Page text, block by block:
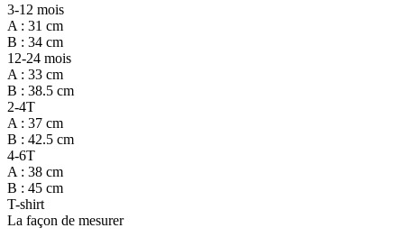
3-12 mois
A : 31 cm
B : 34 cm
12-24 mois
A : 33 cm
B : 38.5 cm
2-4T
A : 37 cm
B : 42.5 cm
4-6T
A : 38 cm
B : 45 cm
T-shirt
La façon de mesurer